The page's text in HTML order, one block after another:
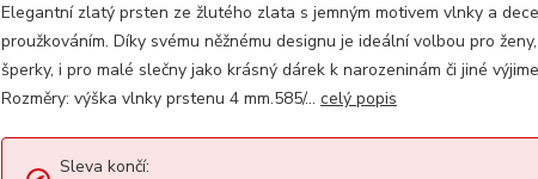
Elegantní zlatý prsten ze žlutého zlata s jemným motivem vlnky a
proužkováním. Díky svému něžnému designu je ideální volbou pro
šperky, i pro malé slečny jako krásný dárek k narozeninám či jiné
Rozměry: výška vlnky prstenu 4 mm.585/... celý popis
Sleva končí: